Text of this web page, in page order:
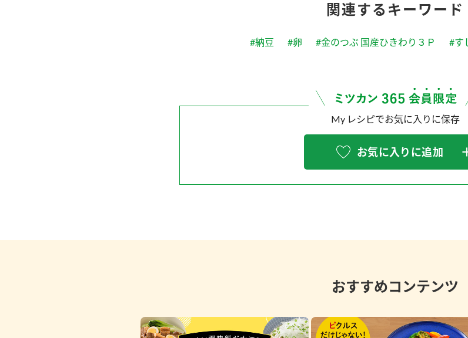
関連するキーワード
#納豆 #卵 #金のつぶ 国産ひきわり３Ｐ #す
My レシピでお気に入りに保存
お気に入りに追加
おすすめコンテンツ